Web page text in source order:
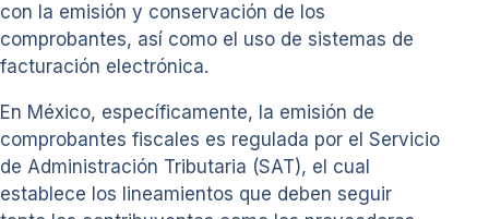
con la emisión y conservación de los
comprobantes, así como el uso de sistemas de
facturación electrónica.
En México, específicamente, la emisión de
comprobantes fiscales es regulada por el Servicio
de Administración Tributaria (SAT), el cual
establece los lineamientos que deben seguir